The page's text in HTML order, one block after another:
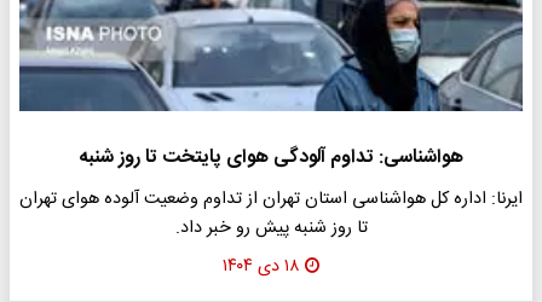
هواشناسی: تداوم آلودگی هوای پایتخت تا روز شنبه
ایرنا: اداره کل هواشناسی استان تهران از تداوم وضعیت آلوده هوای تهران
تا روز شنبه پیش رو خبر داد.
۱۸ دی ۱۴۰۴